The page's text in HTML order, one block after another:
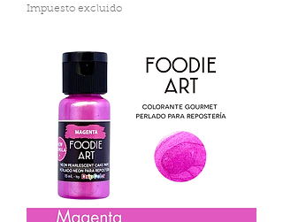
Impuesto excluido